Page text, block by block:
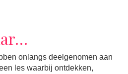
onlangs deelgenomen aan
les waarbij ontdekken,